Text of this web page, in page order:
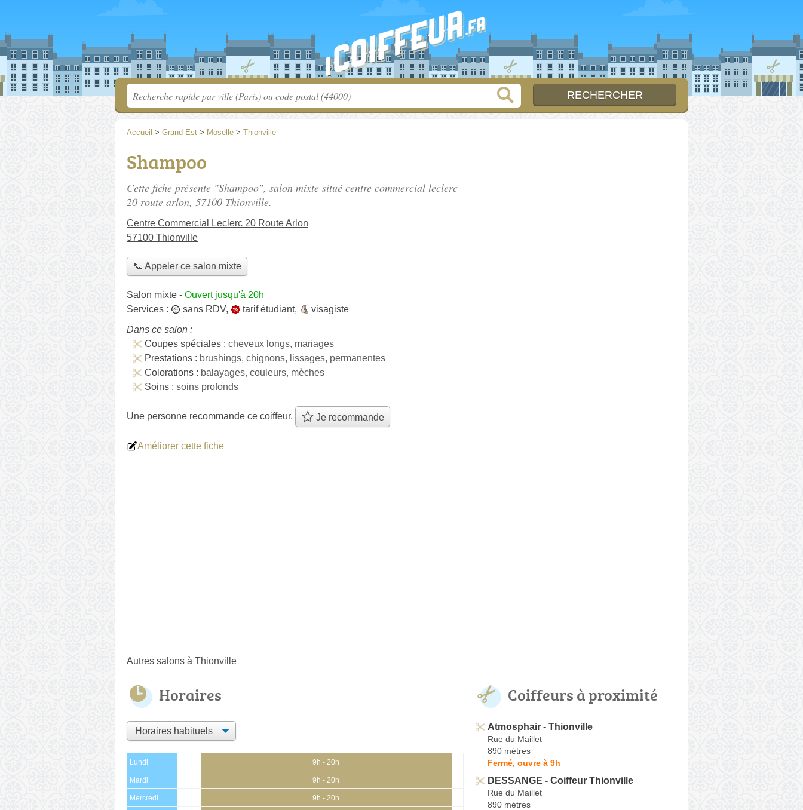
Accueil > Grand-Est > Moselle > Thionville
Shampoo
Cette fiche présente "Shampoo", salon mixte situé centre commercial leclerc
20 route arlon, 57100 Thionville.
Centre Commercial Leclerc 20 Route Arlon
57100 Thionville
📞 Appeler ce salon mixte
Salon mixte - Ouvert jusqu'à 20h
Services :
sans RDV, tarif étudiant,
visagiste
Dans ce salon :
Coupes spéciales : cheveux longs, mariages
Prestations : brushings, chignons, lissages, permanentes
Colorations : balayages, couleurs, mèches
Soins : soins profonds
Une personne recommande ce coiffeur. Je recommande
Améliorer cette fiche
Autres salons à Thionville
Horaires
Lundi 9h - 20h
Mardi 9h - 20h
Mercredi 9h - 20h
Coiffeurs à proximité
Atmosphair - Thionville
Rue du Maillet
890 mètres
Fermé, ouvre à 9h
DESSANGE - Coiffeur Thionville
Rue du Maillet
890 mètres